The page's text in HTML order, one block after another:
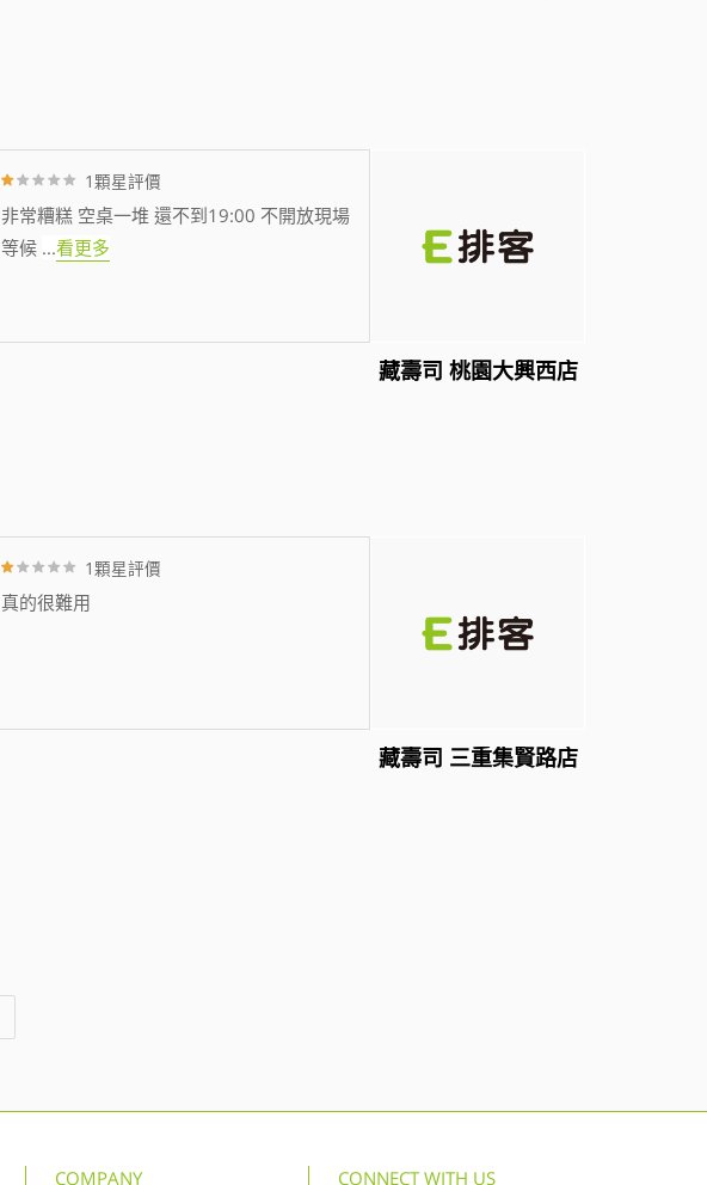
1顆星評價
非常糟糕 空桌一堆 還不到19:00 不開放現場
等候 ...看更多
藏壽司 桃園大興西店
1顆星評價
真的很難用
藏壽司 三重集賢路店
COMPANY CONNECT WITH US